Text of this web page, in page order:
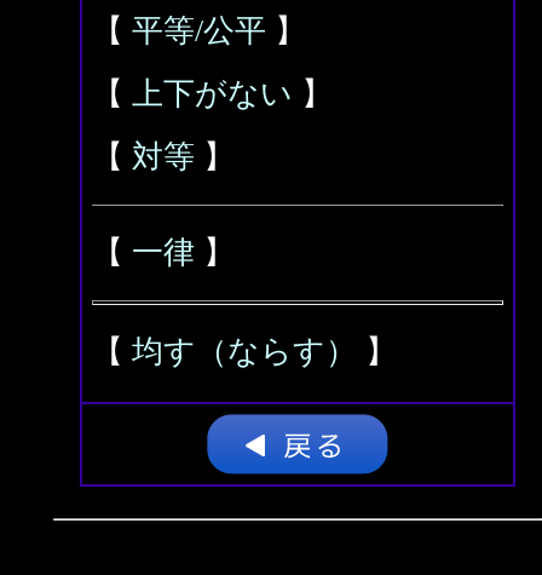
【 平等/公平 】
【 上下がない 】
【 対等 】
【 一律 】
【 均す（ならす） 】